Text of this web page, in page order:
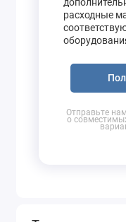
расходные
Отправьте
о